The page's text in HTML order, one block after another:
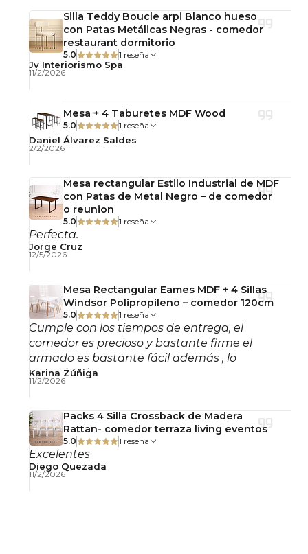
estilo
✔️ Diseño contemporáneo ideal para hogares y
espacios comerciales
Limpiar la mesa y las sillas con un paño suave
ligeramente húmedo. Evitar productos abrasivos
y la exposición prolongada a la humedad para
polipropileno.
Importante
Producto desarmado.
Incluye guía de armado, pernos y herramientas.
Silla Teddy Boucle arpi Blanco hueso
con Patas Metálicas Negras - comedor
restaurant dormitorio
5.0 1 reseña
Jv Interiorismo Spa
11/2/2026
Mesa + 4 Taburetes MDF Wood
5.0 1 reseña
Daniel Álvarez Saldes
2/2/2026
Mesa rectangular Estilo Industrial de MDF
con Patas de Metal Negro – de comedor
o reunion
5.0 1 reseña
Perfecta.
Jorge Cruz
12/5/2026
Mesa Rectangular Eames MDF + 4 Sillas
Windsor Polipropileno – comedor 120cm
5.0 1 reseña
Cumple con los tiempos de entrega, el
comedor es precioso y bastante firme el
armado es bastante fácil además , lo
recomiendo!
Karina Zúñiga
11/2/2026
Packs 4 Silla Crossback de Madera
Rattan- comedor terraza living eventos
5.0 1 reseña
Excelentes
Diego Quezada
11/2/2026